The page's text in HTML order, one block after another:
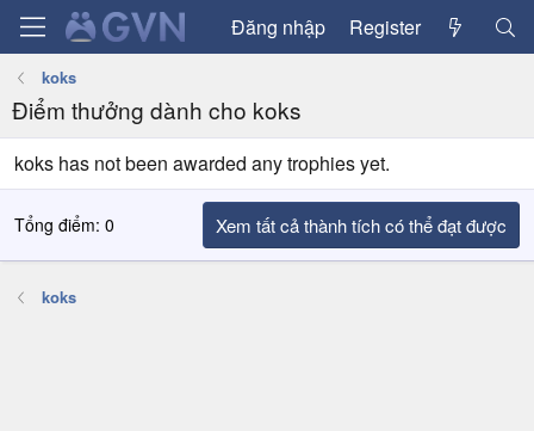
Đăng nhập Register
koks
Điểm thưởng dành cho koks
koks has not been awarded any trophies yet.
Tổng điểm: 0 Xem tất cả thành tích có thể đạt được
koks